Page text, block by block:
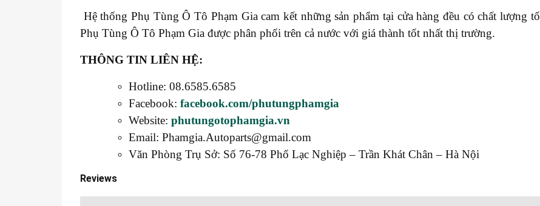
Hệ thống Phụ Tùng Ô Tô Phạm Gia cam kết những sản phẩm tại cửa hàng đều có chất lượng
Phụ Tùng Ô Tô Phạm Gia được phân phối trên cả nước với giá thành tốt nhất thị trường.
THÔNG TIN LIÊN HỆ:
Hotline: 08.6585.6585
Facebook: facebook.com/phutungphamgia
Website: phutungotophamgia.vn
Email: Phamgia.Autoparts@gmail.com
Văn Phòng Trụ Sở: Số 76-78 Phố Lạc Nghiệp – Trần Khát Chân – Hà Nội
Reviews